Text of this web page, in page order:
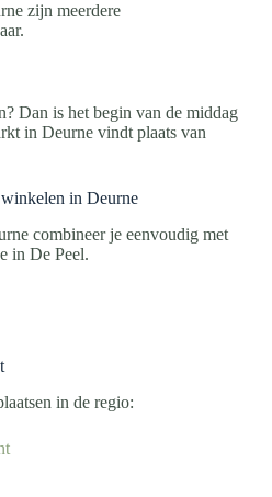
zijn meerdere
Dan is het begin van de middag
in Deurne vindt plaats van
in Deurne
combineer je eenvoudig met
in De Peel.
in de regio: